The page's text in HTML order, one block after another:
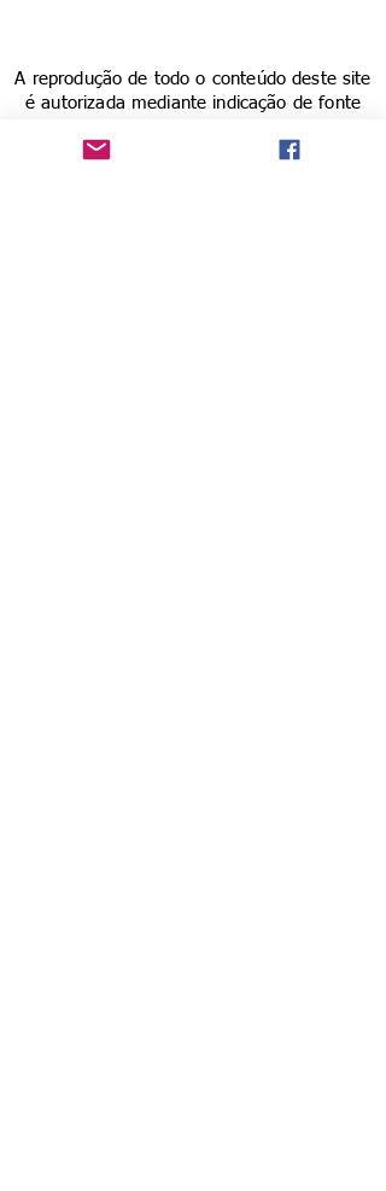
A reprodução de todo o conteúdo deste site
é autorizada mediante indicação de fonte